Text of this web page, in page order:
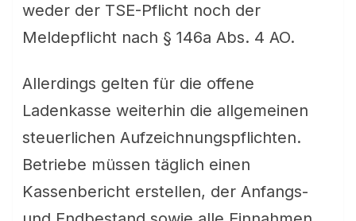
weder der TSE-Pflicht noch der
Meldepflicht nach § 146a Abs. 4 AO.
Allerdings gelten für die offene
Ladenkasse weiterhin die allgemeinen
steuerlichen Aufzeichnungspflichten.
Betriebe müssen täglich einen
Kassenbericht erstellen, der Anfangs-